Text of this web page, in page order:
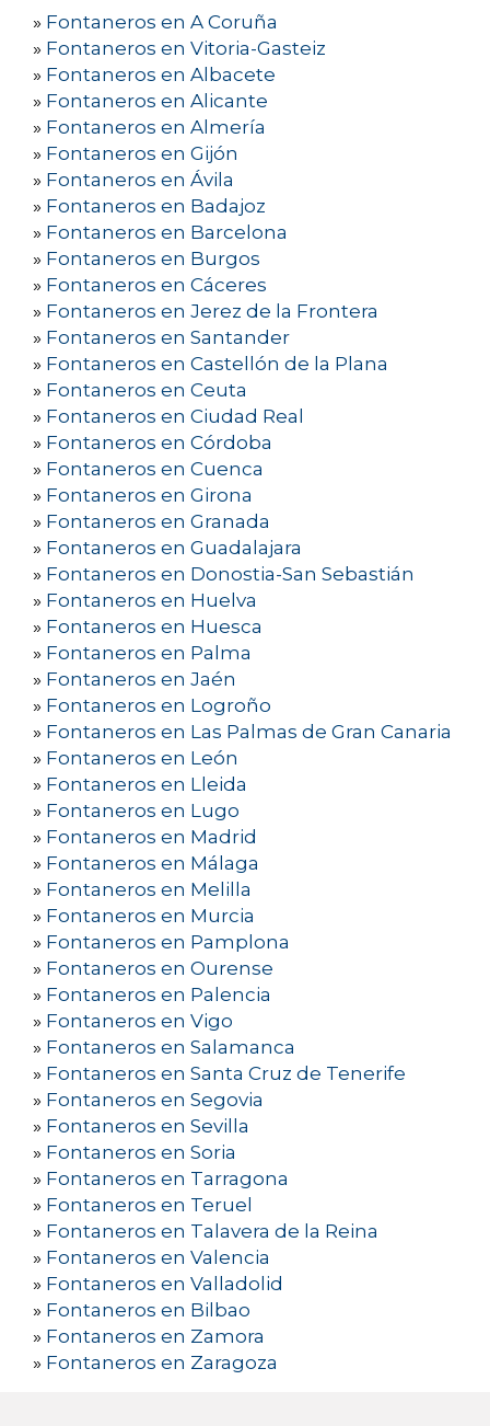
» Fontaneros en A Coruña
» Fontaneros en Vitoria-Gasteiz
» Fontaneros en Albacete
» Fontaneros en Alicante
» Fontaneros en Almería
» Fontaneros en Gijón
» Fontaneros en Ávila
» Fontaneros en Badajoz
» Fontaneros en Barcelona
» Fontaneros en Burgos
» Fontaneros en Cáceres
» Fontaneros en Jerez de la Frontera
» Fontaneros en Santander
» Fontaneros en Castellón de la Plana
» Fontaneros en Ceuta
» Fontaneros en Ciudad Real
» Fontaneros en Córdoba
» Fontaneros en Cuenca
» Fontaneros en Girona
» Fontaneros en Granada
» Fontaneros en Guadalajara
» Fontaneros en Donostia-San Sebastián
» Fontaneros en Huelva
» Fontaneros en Huesca
» Fontaneros en Palma
» Fontaneros en Jaén
» Fontaneros en Logroño
» Fontaneros en Las Palmas de Gran Canaria
» Fontaneros en León
» Fontaneros en Lleida
» Fontaneros en Lugo
» Fontaneros en Madrid
» Fontaneros en Málaga
» Fontaneros en Melilla
» Fontaneros en Murcia
» Fontaneros en Pamplona
» Fontaneros en Ourense
» Fontaneros en Palencia
» Fontaneros en Vigo
» Fontaneros en Salamanca
» Fontaneros en Santa Cruz de Tenerife
» Fontaneros en Segovia
» Fontaneros en Sevilla
» Fontaneros en Soria
» Fontaneros en Tarragona
» Fontaneros en Teruel
» Fontaneros en Talavera de la Reina
» Fontaneros en Valencia
» Fontaneros en Valladolid
» Fontaneros en Bilbao
» Fontaneros en Zamora
» Fontaneros en Zaragoza